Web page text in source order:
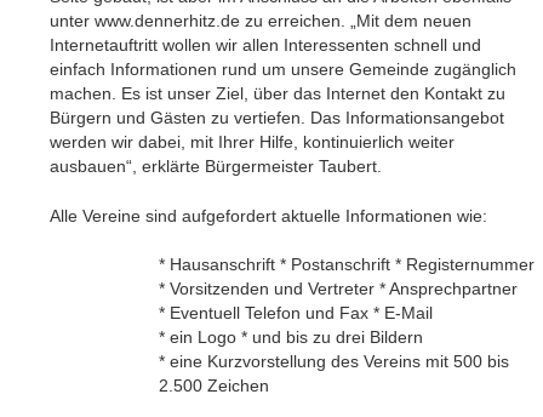
unter www.dennerhitz.de zu erreichen. „Mit dem neuen
Internetauftritt wollen wir allen Interessenten schnell und
einfach Informationen rund um unsere Gemeinde zugänglich
machen. Es ist unser Ziel, über das Internet den Kontakt zu
Bürgern und Gästen zu vertiefen. Das Informationsangebot
werden wir dabei, mit Ihrer Hilfe, kontinuierlich weiter
ausbauen“,erklärte Bürgermeister Taubert.
Alle Vereine sind aufgefordert aktuelle Informationen wie:
* Hausanschrift * Postanschrift * Registernummer
* Vorsitzenden und Vertreter * Ansprechpartner
* Eventuell Telefon und Fax * E-Mail
* ein Logo * und bis zu drei Bildern
* eine Kurzvorstellung des Vereins mit 500 bis
2.500 Zeichen